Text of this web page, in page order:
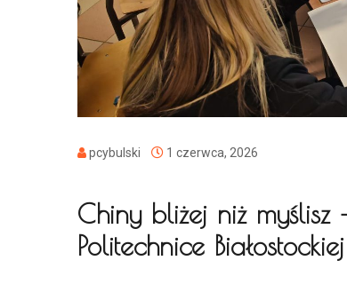
pcybulski 1 czerwca, 2026
Chiny bliżej niż myślisz
Politechnice Białostockiej